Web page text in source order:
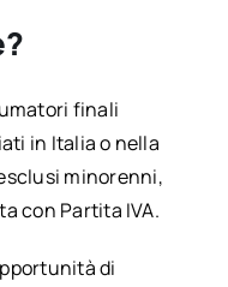
finali
in Italia o nella
minorenni,
con Partita IVA.
di